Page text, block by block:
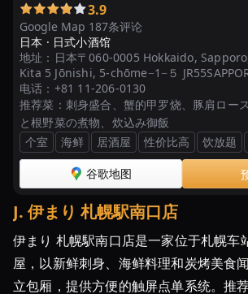
Google Map 187条评论
3.9
日本 · 日式小酒馆
地址： 日本〒060-0005 Hokkaido,
Kita 5 Jōnishi, 5-chōme−1−５
电话： +81 11-206-0130
推荐菜： 刺身盛合、蟹的甲罗烧、豚肩ロー
と根野菜の煮物、炊込み御飯
个室
海鲜 居酒屋 性价比高 饮放题
谷歌地图
J. 伊まり 札幌駅南口店
伊まり 札幌駅南口店是一家位于札幌车
屋，以新鲜刺身、海鲜料理和炭烤美食
立包厢，提供方便的触屏点单系统。推